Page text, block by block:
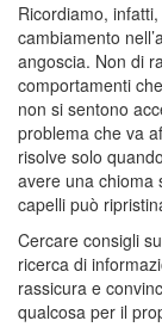
Ricordiamo,
cambiamento
angoscia. Non di
comportamenti
non si sentono
problema che va
risolve solo
avere una chioma
capelli può
Cercare consigli
ricerca di
rassicura e
qualcosa per il